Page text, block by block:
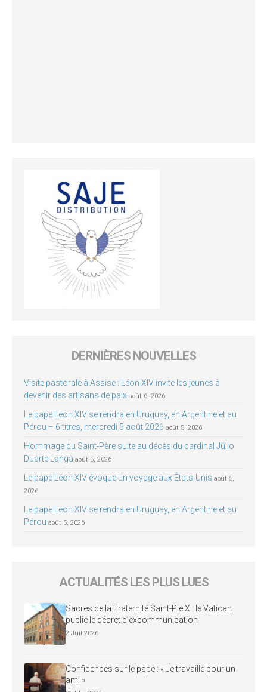
DERNIÈRES NOUVELLES
Visite pastorale à Assise : Léon XIV invite les jeunes à
devenir des artisans de paix août 6, 2026
Le pape Léon XIV se rendra en Uruguay, en Argentine et au
Pérou – 6 titres, mercredi 5 août 2026 août 5, 2026
Hommage du Saint-Père suite au décès du cardinal Júlio
Duarte Langa août 5, 2026
Le pape Léon XIV évoque un voyage aux États-Unis août 5,
2026
Le pape Léon XIV se rendra en Uruguay, en Argentine et au
Pérou août 5, 2026
ACTUALITÉS LES PLUS LUES
Sacres de la Fraternité Saint-Pie X : le Vatican
publie le décret d’excommunication
2 Juil 2026
Confidences sur le pape : « Je travaille pour un
ami »